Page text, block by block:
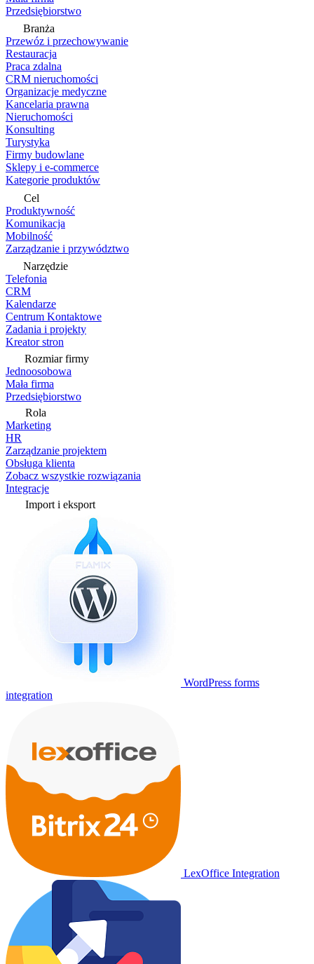
Przedsiębiorstwo
Branża
Przewóz i przechowywanie
Restauracja
Praca zdalna
CRM nieruchomości
Organizacje medyczne
Kancelaria prawna
Nieruchomości
Konsulting
Turystyka
Firmy budowlane
Sklepy i e-commerce
Kategorie produktów
Cel
Produktywność
Komunikacja
Mobilność
Zarządzanie i przywództwo
Narzędzie
Telefonia
CRM
Kalendarze
Centrum Kontaktowe
Zadania i projekty
Kreator stron
Rozmiar firmy
Jednoosobowa
Mała firma
Przedsiębiorstwo
Rola
Marketing
HR
Zarządzanie projektem
Obsługa klienta
Zobacz wszystkie rozwiązania
Integracje
Import i eksport
WordPress forms
integration
LexOffice Integration